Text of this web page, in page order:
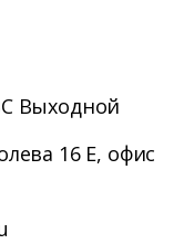
Выходной
16 Е, офис